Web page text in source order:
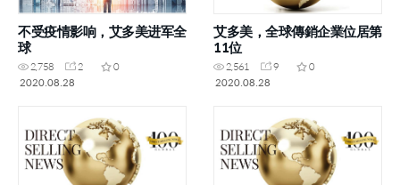
不受疫情影响，艾多美进军全
球
2,758 2
0
2020.08.28
艾多美，全球傳銷企業位居第
11位
2,561 9
0
2020.08.28